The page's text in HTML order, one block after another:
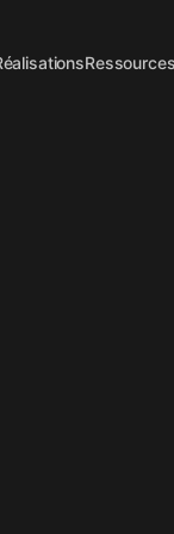
Ressources